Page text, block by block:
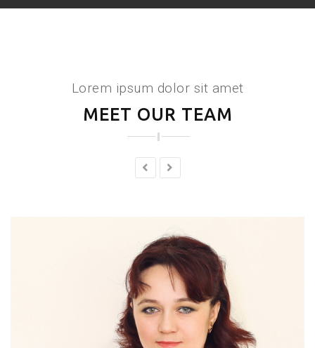
Lorem ipsum dolor sit amet
MEET OUR TEAM